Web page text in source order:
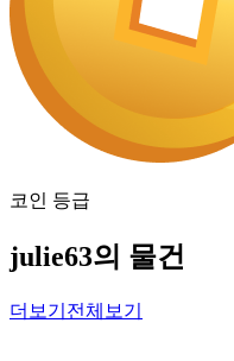
코인 등급
julie63의 물건
더보기 전체보기